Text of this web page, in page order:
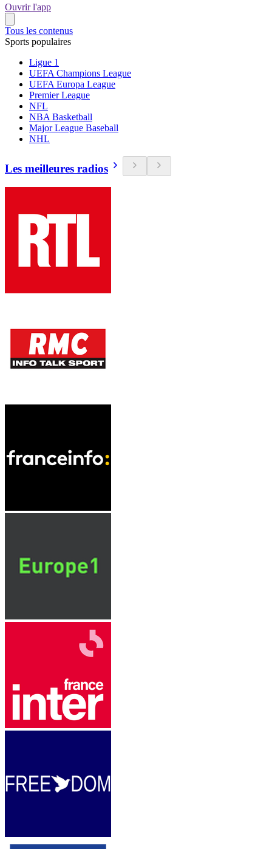
Ouvrir l'app
Tous les contenus
Sports populaires
Ligue 1
UEFA Champions League
UEFA Europa League
Premier League
NFL
NBA Basketball
Major League Baseball
NHL
Les meilleures radios